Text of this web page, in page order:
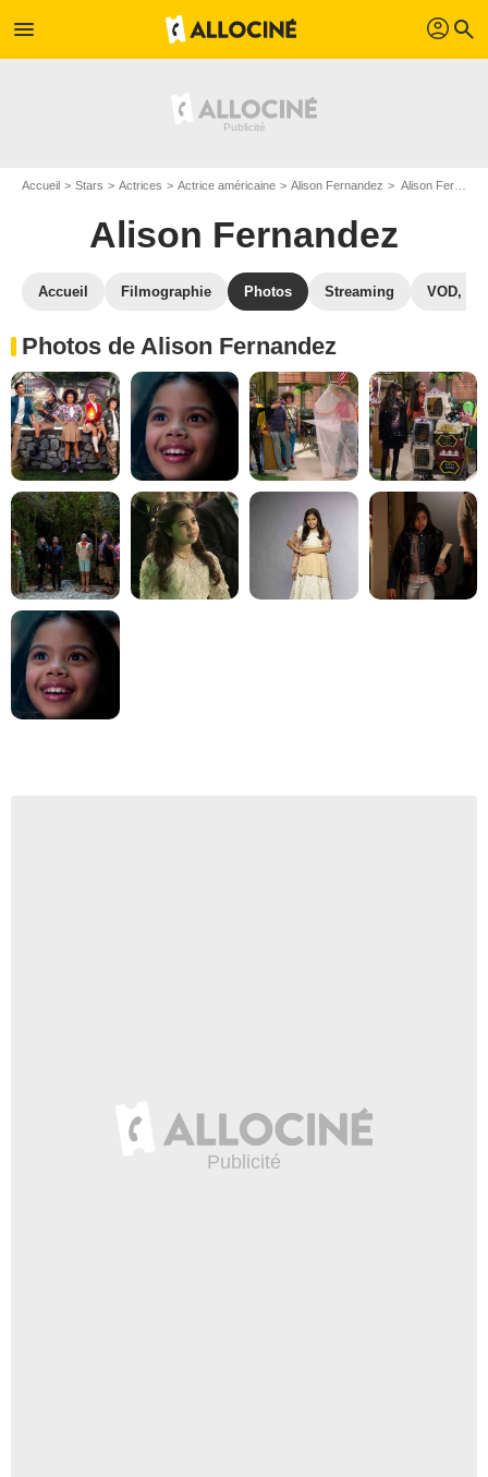
menu profil search
Accueil Stars Actrices Actrice américaine Alison Fernandez Alison Fernandez : Photos de ses films et séries
Alison Fernandez
Accueil Filmographie Photos Streaming VOD,
Photos de Alison Fernandez